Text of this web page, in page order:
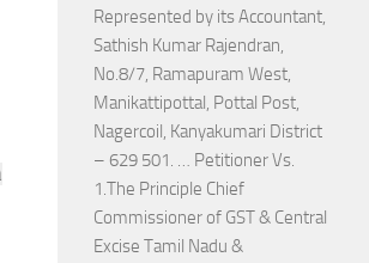
Represented by its Accountant,
Sathish Kumar Rajendran,
No.8/7, Ramapuram West,
Manikattipottal, Pottal Post,
Nagercoil, Kanyakumari District
– 629 501. … Petitioner Vs.
1.The Principle Chief
Commissioner of GST & Central
Excise Tamil Nadu &